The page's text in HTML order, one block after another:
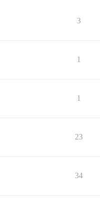
3
1
1
23
34